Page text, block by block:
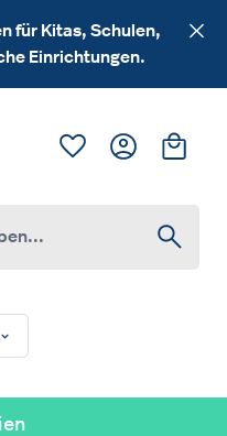
für Kitas, Schulen,
Einrichtungen.
Du hast 0